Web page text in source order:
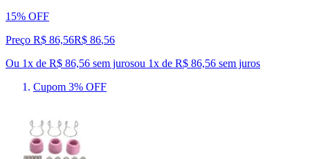
15% OFF
Preço R$ 86,56R$ 86,56
Ou 1x de R$ 86,56 sem jurosou 1x de R$ 86,56 sem juros
Cupom 3% OFF